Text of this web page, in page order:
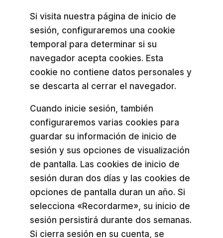
Si visita nuestra página de inicio de
sesión, configuraremos una cookie
temporal para determinar si su
navegador acepta cookies. Esta
cookie no contiene datos personales y
se descarta al cerrar el navegador.
Cuando inicie sesión, también
configuraremos varias cookies para
guardar su información de inicio de
sesión y sus opciones de visualización
de pantalla. Las cookies de inicio de
sesión duran dos días y las cookies de
opciones de pantalla duran un año. Si
selecciona «Recordarme», su inicio de
sesión persistirá durante dos semanas.
Si cierra sesión en su cuenta, se